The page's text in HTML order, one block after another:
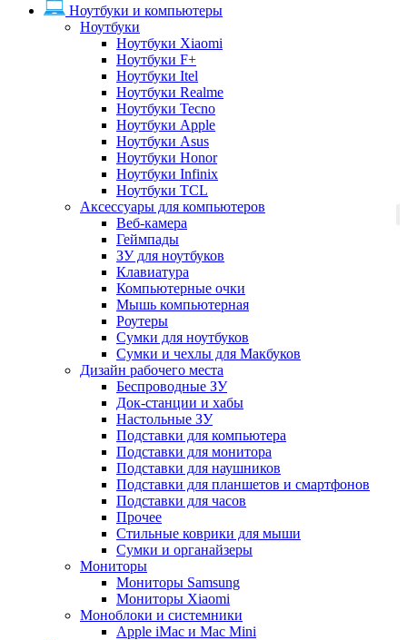
Ноутбуки и компьютеры
Ноутбуки
Ноутбуки Xiaomi
Ноутбуки F+
Ноутбуки Itel
Ноутбуки Realme
Ноутбуки Tecno
Ноутбуки Apple
Ноутбуки Asus
Ноутбуки Honor
Ноутбуки Infinix
Ноутбуки TCL
Аксессуары для компьютеров
Веб-камера
Геймпады
ЗУ для ноутбуков
Клавиатура
Компьютерные очки
Мышь компьютерная
Роутеры
Сумки для ноутбуков
Сумки и чехлы для Макбуков
Дизайн рабочего места
Беспроводные ЗУ
Док-станции и хабы
Настольные ЗУ
Подставки для компьютера
Подставки для монитора
Подставки для наушников
Подставки для планшетов и смартфонов
Подставки для часов
Прочее
Стильные коврики для мыши
Сумки и органайзеры
Мониторы
Мониторы Samsung
Мониторы Xiaomi
Моноблоки и системники
Apple iMac и Mac Mini